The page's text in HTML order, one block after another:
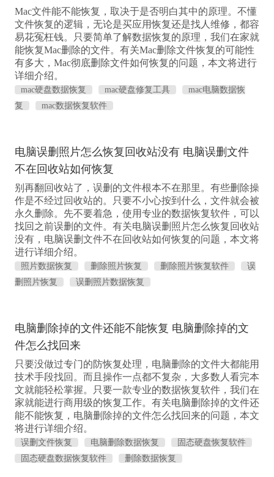
Mac文件能不能恢复，取决于是否明白其中的原理。不懂
文件恢复的逻辑，无论是买应用恢复还是找人维修，都容
易花冤枉钱。只要简单了解数据恢复的原理，我们在家就
能恢复Mac删除的文件。有关Mac删除文件恢复的可能性
有多大，Mac彻底删除文件如何恢复的问题，本文将进行
详细介绍。
mac硬盘数据恢复 mac硬盘修复工具
mac电脑数据恢
复
mac数据恢复软件
电脑误删照片怎么恢复回收站没有 电脑误删文件
不在回收站如何恢复
别再翻回收站了，误删的文件根本不在那里。有些删除操
作是不经过回收站的。只要不小心按到什么，文件就会被
永久删除。先不要着急，使用专业的数据恢复软件，可以
找回之前误删的文件。有关电脑误删照片怎么恢复回收站
没有，电脑误删文件不在回收站如何恢复的问题，本文将
进行详细介绍。
照片数据恢复 删除照片恢复 删除照片恢复软件
误
删照片恢复
误删照片数据恢复
电脑删除掉的文件还能不能恢复 电脑删除掉的文
件怎么找回来
只要没做过专门的防恢复处理，电脑删除的文件大都能用
技术手段找回。而且操作一点都不复杂，大多数人看完本
文就能轻松掌握。只要一款专业的数据恢复软件，我们在
家就能进行商用级的恢复工作。有关电脑删除掉的文件还
能不能恢复，电脑删除掉的文件怎么找回来的问题，本文
将进行详细介绍。
误删文件恢复 电脑删除数据恢复
固态硬盘恢复软件
固态硬盘数据恢复软件
删除数据恢复